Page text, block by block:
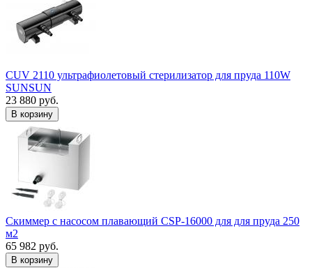
CUV 2110 ультрафиолетовый стерилизатор для пруда 110W
SUNSUN
23 880 руб.
В корзину
Скиммер с насосом плавающий CSP-16000 для для пруда 250
м2
65 982 руб.
В корзину